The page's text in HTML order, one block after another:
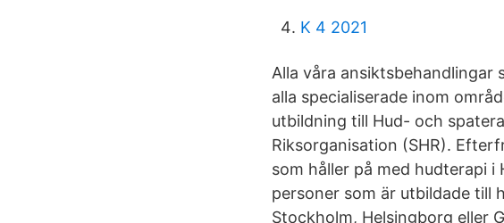
K 4 2021
Alla våra ansiktsbehandlingar
alla specialiserade inom
utbildning till Hud- och
Riksorganisation (SHR).
som håller på med hudterapi
personer som är utbildade till
Stockholm, Helsingborg eller